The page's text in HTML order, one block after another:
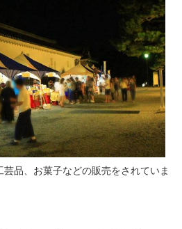
品、お菓子などの販売をされていま